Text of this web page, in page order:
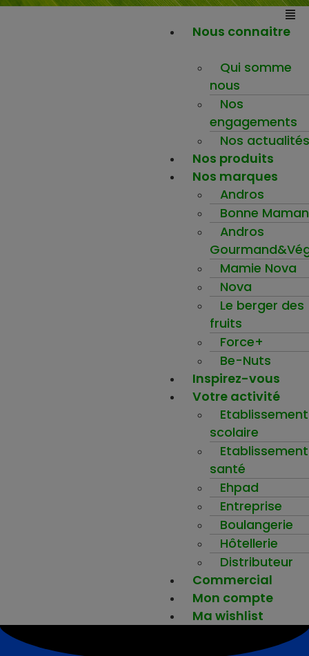
Nous connaitre
Qui somme
nous
Nos
engagements
Nos actualités
Nos produits
Nos marques
Andros
Bonne Maman
Andros
Mamie Nova
Nova
Le berger des
fruits
Force+
Be-Nuts
Inspirez-vous
Votre activité
Etablissement
scolaire
santé
Ehpad
Entreprise
Boulangerie
Hôtellerie
Distributeur
Commercial
Mon compte
Ma wishlist